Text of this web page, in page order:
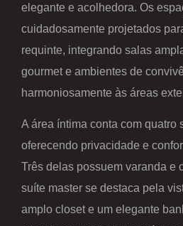
elegante e acolhedora. Os
cuidadosamente projetados
requinte, integrando salas
gourmet e ambientes de
harmoniosamente às áreas
A área íntima conta com quatro
oferecendo privacidade e
Três delas possuem varanda e
suíte master se destaca pela
amplo closet e um elegante